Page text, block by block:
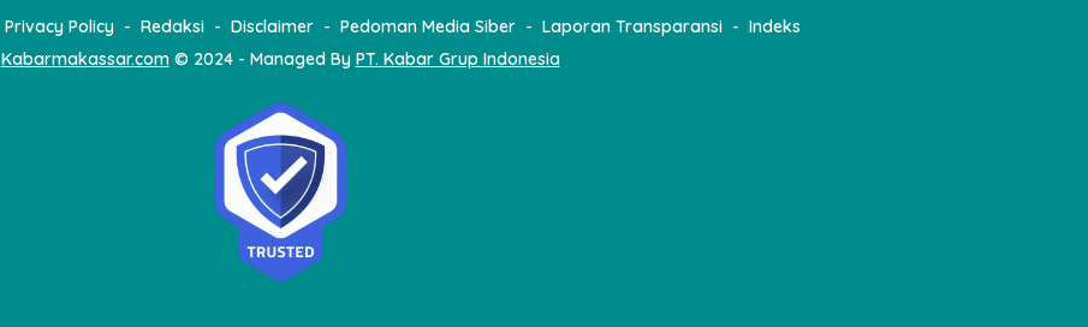
Privacy Policy Redaksi Disclaimer Pedoman Media Siber Laporan Transparansi
Indeks
Kabarmakassar.com© 2024 - Managed By PT. Kabar Grup Indonesia